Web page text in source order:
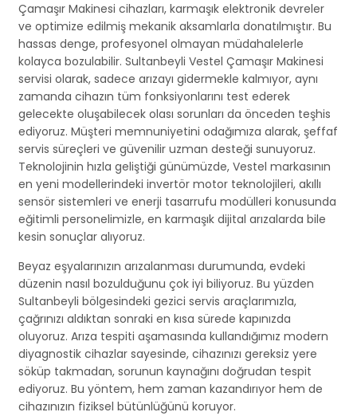
Çamaşır Makinesi cihazları, karmaşık elektronik devreler
ve optimize edilmiş mekanik aksamlarla donatılmıştır. Bu
hassas denge, profesyonel olmayan müdahalelerle
kolayca bozulabilir. Sultanbeyli Vestel Çamaşır Makinesi
servisi olarak, sadece arızayı gidermekle kalmıyor, aynı
zamanda cihazın tüm fonksiyonlarını test ederek
gelecekte oluşabilecek olası sorunları da önceden teşhis
ediyoruz. Müşteri memnuniyetini odağımıza alarak, şeffaf
servis süreçleri ve güvenilir uzman desteği sunuyoruz.
Teknolojinin hızla geliştiği günümüzde, Vestel markasının
en yeni modellerindeki invertör motor teknolojileri, akıllı
sensör sistemleri ve enerji tasarrufu modülleri konusunda
eğitimli personelimizle, en karmaşık dijital arızalarda bile
kesin sonuçlar alıyoruz.
Beyaz eşyalarınızın arızalanması durumunda, evdeki
düzenin nasıl bozulduğunu çok iyi biliyoruz. Bu yüzden
Sultanbeyli bölgesindeki gezici servis araçlarımızla,
çağrınızı aldıktan sonraki en kısa sürede kapınızda
oluyoruz. Arıza tespiti aşamasında kullandığımız modern
diyagnostik cihazlar sayesinde, cihazınızı gereksiz yere
söküp takmadan, sorunun kaynağını doğrudan tespit
ediyoruz. Bu yöntem, hem zaman kazandırıyor hem de
cihazınızın fiziksel bütünlüğünü koruyor.